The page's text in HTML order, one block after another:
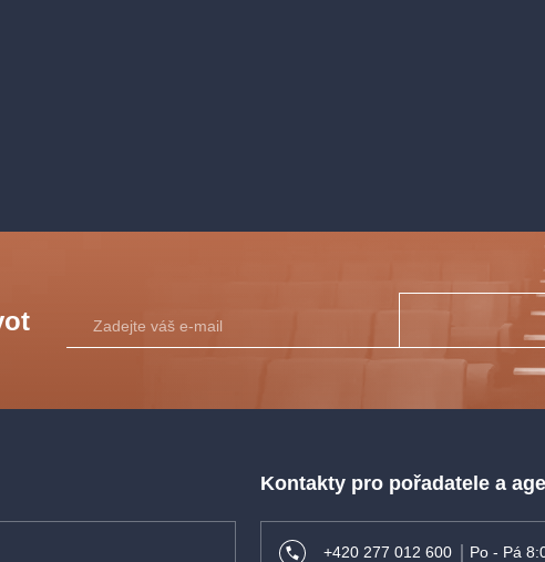
Silvie
Kontakty pro pořadatele a
+420 277 012 600 Po - Pá